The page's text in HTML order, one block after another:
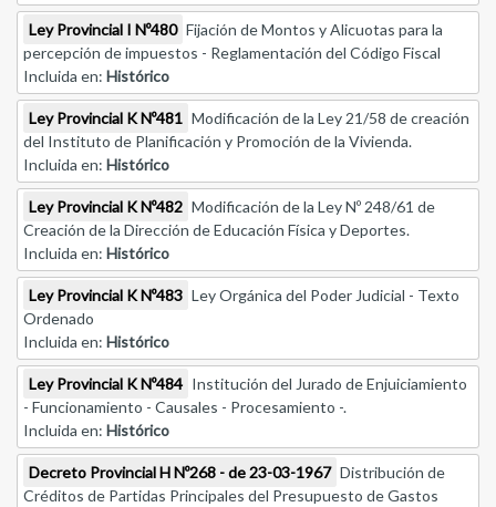
Ley Provincial I Nº480 Fijación de Montos y Alicuotas para la
percepción de impuestos - Reglamentación del Código Fiscal
Incluida en: Histórico
Ley Provincial K Nº481 Modificación de la Ley 21/58 de creación
del Instituto de Planificación y Promoción de la Vivienda.
Incluida en: Histórico
Ley Provincial K Nº482 Modificación de la Ley Nº 248/61 de
Creación de la Dirección de Educación Física y Deportes.
Incluida en: Histórico
Ley Provincial K Nº483 Ley Orgánica del Poder Judicial - Texto
Ordenado
Incluida en: Histórico
Ley Provincial K Nº484 Institución del Jurado de Enjuiciamiento
- Funcionamiento - Causales - Procesamiento -.
Incluida en: Histórico
Decreto Provincial H Nº268 - de 23-03-1967 Distribución de
Créditos de Partidas Principales del Presupuesto de Gastos